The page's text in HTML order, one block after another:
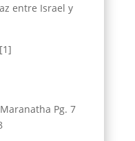
entre Israel y
Pg. 7